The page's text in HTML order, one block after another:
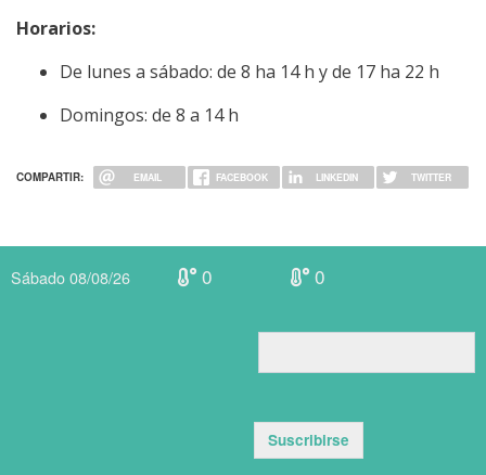
Horarios:
De lunes a sábado: de 8 ha 14 h y de 17 ha 22 h
Domingos: de 8 a 14 h
COMPARTIR: EMAIL FACEBOOK LINKEDIN TWITTER
Sábado 08/08/26 0 0
Suscribirse